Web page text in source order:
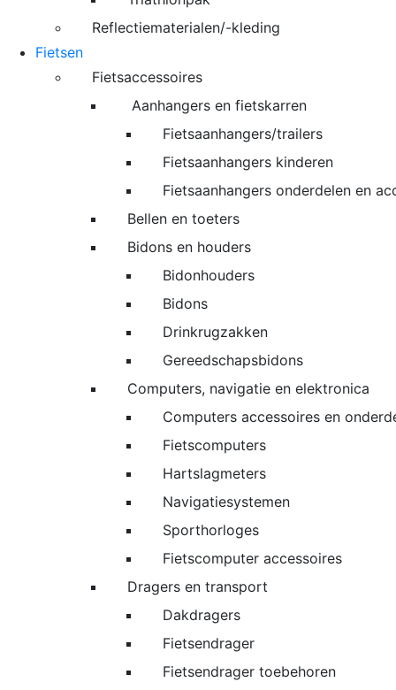
Reflectiematerialen/-kleding
Fietsen
Fietsaccessoires
Aanhangers en fietskarren
Fietsaanhangers/trailers
Fietsaanhangers kinderen
Fietsaanhangers onderdelen en
Bellen en toeters
Bidons en houders
Bidonhouders
Bidons
Drinkrugzakken
Gereedschapsbidons
Computers, navigatie en elektronica
Computers accessoires en
Fietscomputers
Hartslagmeters
Navigatiesystemen
Sporthorloges
Fietscomputer accessoires
Dragers en transport
Dakdragers
Fietsendrager
Fietsendrager toebehoren